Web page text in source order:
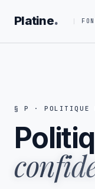
Platine.
§ P · POLITIQUE